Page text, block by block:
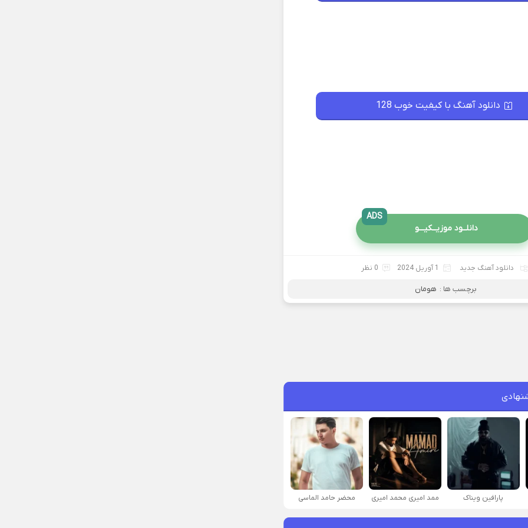
دانلود آهنگ با کیفیت خوب 128
دانلــود موزیــکیـــو
ADS
دانلود آهنگ جدید 1 آوریل 2024 0 نظر
برچسب ها : هومان
پارافين ویناک ممد امیری محمد امیری محضر حامد الماسی